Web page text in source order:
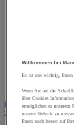
Zubehör für
Beleuchtung
Zur gesamten
Willkommen bei
Es ist uns wichtig, Ihnen
Wenn Sie auf die
über Cookies
ermöglichen es unserem
unserer Website zu
Ihnen noch besser auf